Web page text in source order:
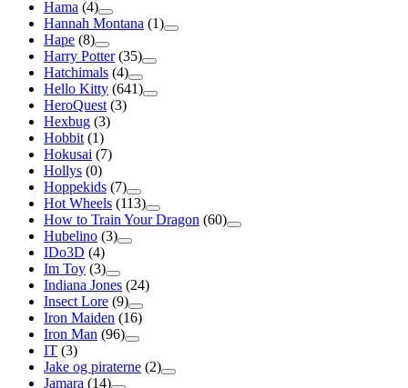
Hama (4)
Hannah Montana (1)
Hape (8)
Harry Potter (35)
Hatchimals (4)
Hello Kitty (641)
HeroQuest (3)
Hexbug (3)
Hobbit (1)
Hokusai (7)
Hollys (0)
Hoppekids (7)
Hot Wheels (113)
How to Train Your Dragon (60)
Hubelino (3)
IDo3D (4)
Im Toy (3)
Indiana Jones (24)
Insect Lore (9)
Iron Maiden (16)
Iron Man (96)
IT (3)
Jake og piraterne (2)
Jamara (14)